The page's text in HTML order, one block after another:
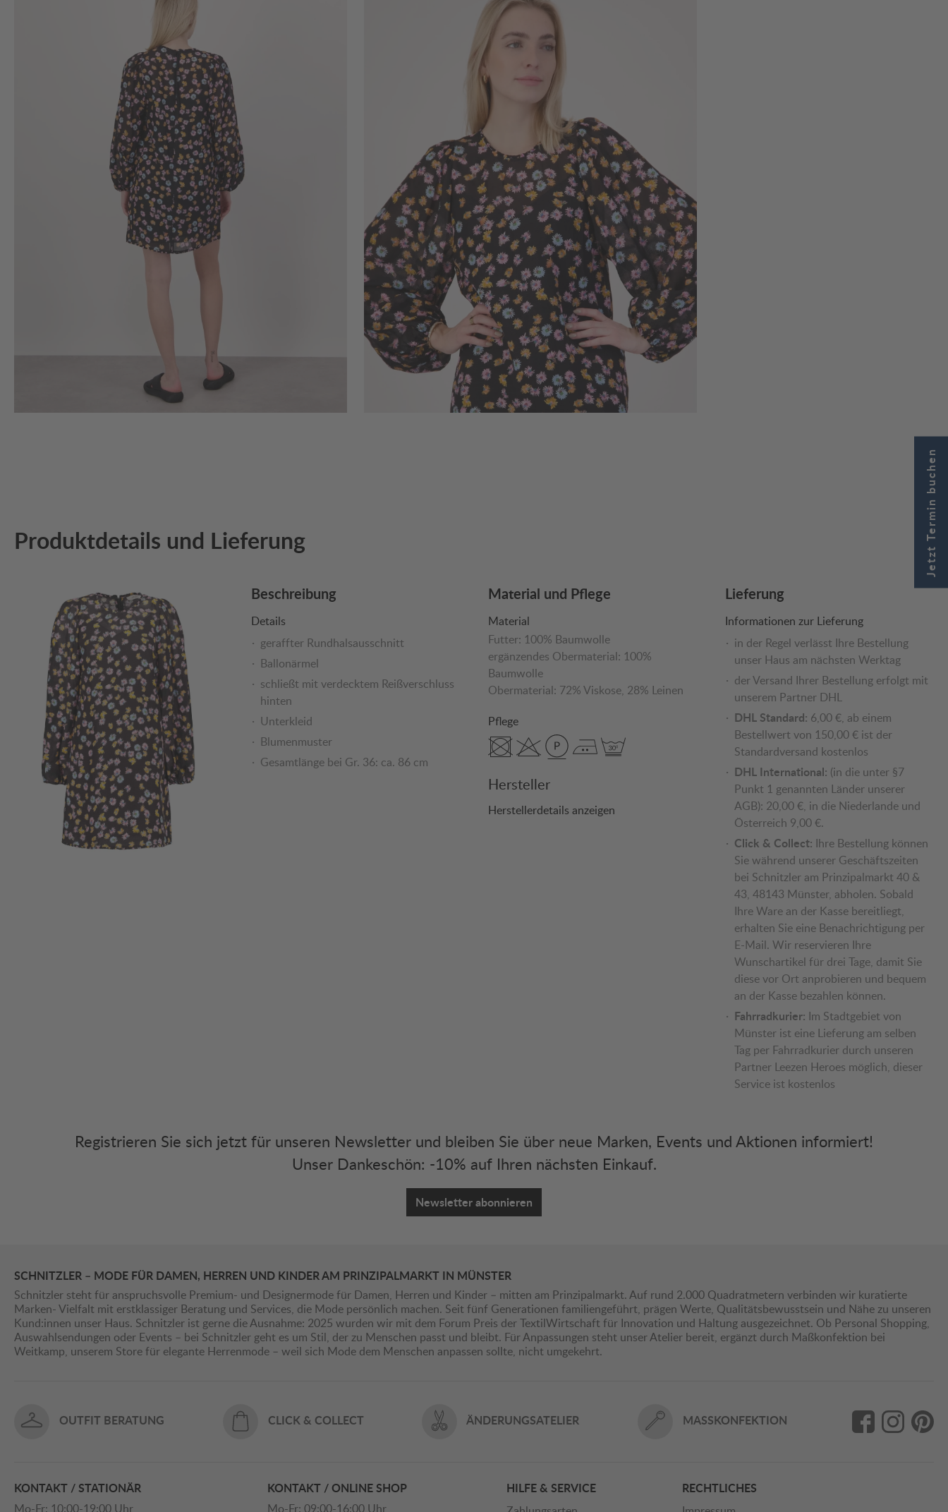
Produktdetails und Lieferung
Beschreibung
Details
geraffter Rundhalsausschnitt
Ballonärmel
schließt mit verdecktem Reißverschluss
hinten
Unterkleid
Blumenmuster
Gesamtlänge bei Gr. 36: ca. 86 cm
Material und Pflege
Material
Futter: 100% Baumwolle
ergänzendes Obermaterial: 100%
Baumwolle
Obermaterial: 72% Viskose, 28% Leinen
Pflege
Hersteller
Herstellerdetails anzeigen
Lieferung
Informationen zur Lieferung
in der Regel verlässt Ihre Bestellung
unser Haus am nächsten Werktag
der Versand Ihrer Bestellung erfolgt mit
unserem Partner DHL
DHL Standard: 6,00 €, ab einem
Bestellwert von 150,00 € ist der
Standardversand kostenlos
DHL International: (in die unter §7
Punkt 1 genannten Länder unserer
AGB): 20,00 €, in die Niederlande und
Österreich 9,00 €.
Click & Collect: Ihre Bestellung können
Sie während unserer Geschäftszeiten
bei Schnitzler am Prinzipalmarkt 40 &
43, 48143 Münster, abholen. Sobald
Ihre Ware an der Kasse bereitliegt,
erhalten Sie eine Benachrichtigung per
E-Mail. Wir reservieren Ihre
Wunschartikel für drei Tage, damit Sie
diese vor Ort anprobieren und bequem
an der Kasse bezahlen können.
Fahrradkurier: Im Stadtgebiet von
Münster ist eine Lieferung am selben
Tag per Fahrradkurier durch unseren
Partner Leezen Heroes möglich, dieser
Service ist kostenlos
Registrieren Sie sich jetzt für unseren Newsletter und bleiben Sie über neue Marken, Events und Aktionen informiert!
Unser Dankeschön: -10% auf Ihren nächsten Einkauf.
Newsletter abonnieren
SCHNITZLER – MODE FÜR DAMEN, HERREN UND KINDER AM PRINZIPALMARKT IN MÜNSTER
Schnitzler steht für anspruchsvolle Premium- und Designermode für Damen, Herren und Kinder – mitten am Prinzipalmarkt. Auf rund 2.000 Quadratmetern verbinden wir kuratierte
Marken- Vielfalt mit erstklassiger Beratung und Services, die Mode persönlich machen. Seit fünf Generationen familiengeführt, prägen Werte, Qualitätsbewusstsein und Nähe zu unseren
Kund:innen unser Haus. Schnitzler ist gerne die Ausnahme: 2025 wurden wir mit dem Forum Preis der TextilWirtschaft für Innovation und Haltung ausgezeichnet. Ob Personal Shopping,
Auswahlsendungen oder Events – bei Schnitzler geht es um Stil, der zu Menschen passt und bleibt. Für Anpassungen steht unser Atelier bereit, ergänzt durch Maßkonfektion bei
Weitkamp, unserem Store für elegante Herrenmode – weil sich Mode dem Menschen anpassen sollte, nicht umgekehrt.
OUTFIT BERATUNG CLICK & COLLECT ÄNDERUNGSATELIER MASSKONFEKTION
KONTAKT / STATIONÄR
Mo-Fr: 10:00-19:00 Uhr
KONTAKT / ONLINE SHOP
Mo-Fr: 09:00-16:00 Uhr
HILFE & SERVICE RECHTLICHES
Jetzt Termin buchen